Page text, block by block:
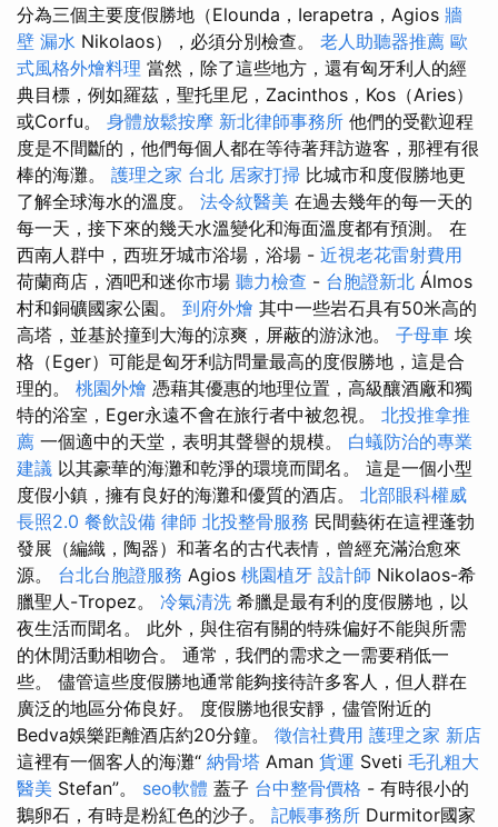
分為三個主要度假勝地（Elounda，Ierapetra，Agios 牆
壁 漏水 Nikolaos），必須分別檢查。 老人助聽器推薦 歐
式風格外燴料理 當然，除了這些地方，還有匈牙利人的經
典目標，例如羅茲，聖托里尼，Zacinthos，Kos（Aries）
或Corfu。 身體放鬆按摩 新北律師事務所 他們的受歡迎程
度是不間斷的，他們每個人都在等待著拜訪遊客，那裡有很
棒的海灘。 護理之家 台北 居家打掃 比城市和度假勝地更
了解全球海水的溫度。 法令紋醫美 在過去幾年的每一天的
每一天，接下來的幾天水溫變化和海面溫度都有預測。 在
西南人群中，西班牙城市浴場，浴場 - 近視老花雷射費用
荷蘭商店，酒吧和迷你市場 聽力檢查 - 台胞證新北 Álmos
村和銅礦國家公園。 到府外燴 其中一些岩石具有50米高的
高塔，並基於撞到大海的涼爽，屏蔽的游泳池。 子母車 埃
格（Eger）可能是匈牙利訪問量最高的度假勝地，這是合
理的。 桃園外燴 憑藉其優惠的地理位置，高級釀酒廠和獨
特的浴室，Eger永遠不會在旅行者中被忽視。 北投推拿推
薦 一個適中的天堂，表明其聲譽的規模。 白蟻防治的專業
建議 以其豪華的海灘和乾淨的環境而聞名。 這是一個小型
度假小鎮，擁有良好的海灘和優質的酒店。 北部眼科權威
長照2.0 餐飲設備 律師 北投整骨服務 民間藝術在這裡蓬勃
發展（編織，陶器）和著名的古代表情，曾經充滿治愈來
源。 台北台胞證服務 Agios 桃園植牙 設計師 Nikolaos-希
臘聖人-Tropez。 冷氣清洗 希臘是最有利的度假勝地，以
夜生活而聞名。 此外，與住宿有關的特殊偏好不能與所需
的休閒活動相吻合。 通常，我們的需求之一需要稍低一
些。 儘管這些度假勝地通常能夠接待許多客人，但人群在
廣泛的地區分佈良好。 度假勝地很安靜，儘管附近的
Bedva娛樂距離酒店約20分鐘。 徵信社費用 護理之家 新店
這裡有一個客人的海灘“ 納骨塔 Aman 貨運 Sveti 毛孔粗大
醫美 Stefan”。 seo軟體 蓋子 台中整骨價格 - 有時很小的
鵝卵石，有時是粉紅色的沙子。 記帳事務所 Durmitor國家